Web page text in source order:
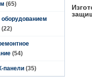
(65)
оборудованием
(22)
(54)
панели (35)